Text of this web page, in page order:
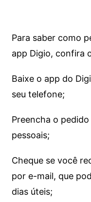
Para saber como
app Digio, confira
Baixe o app do
seu telefone;
Preencha o
pessoais;
Cheque se você
por e-mail, que
dias úteis;